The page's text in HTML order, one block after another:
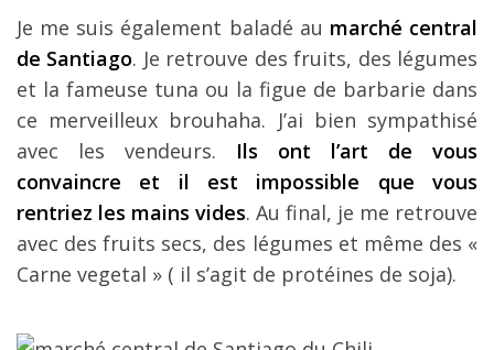
Je me suis également baladé au marché central
de Santiago. Je retrouve des fruits, des légumes
et la fameuse tuna ou la figue de barbarie dans
ce merveilleux brouhaha. J’ai bien sympathisé
avec les vendeurs. Ils ont l’art de vous
convaincre et il est impossible que vous
rentriez les mains vides. Au final, je me retrouve
avec des fruits secs, des légumes et même des «
Carne vegetal » ( il s’agit de protéines de soja).